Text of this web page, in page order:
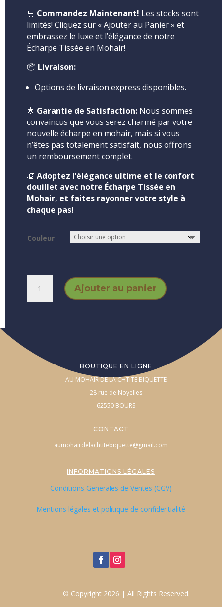
🛒 Commandez Maintenant! Les stocks sont
limités! Cliquez sur « Ajouter au Panier » et
embrassez le luxe et l’élégance de notre
Écharpe Tissée en Mohair!
📦 Livraison:
Options de livraison express disponibles.
🌟 Garantie de Satisfaction:Nous sommes
convaincus que vous serez charmé par votre
nouvelle écharpe en mohair, mais si vous
n’êtes pas totalement satisfait, nous offrons
un remboursement complet.
👒 Adoptez l’élégance ultime et le confort
douillet avec notre Écharpe Tissée en
Mohair, et faites rayonner votre style à
chaque pas!
Couleur
Echarpe
Ajouter au panier
BOUTIQUE EN LIGNE
AU MOHAIR DE LA CHTITE BIQUETTE
28 rue de Noyelles
62550 BOURS
CONTACT
aumohairdelachtitebiquette@gmail.com
INFORMATIONS LÉGALES
Conditions Générales de Ventes (CGV)
Mentions légales et politique de confidentialité
© Copyright 2026 | All Rights Reserved.